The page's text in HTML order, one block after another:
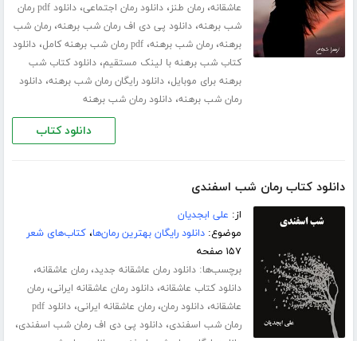
عاشقانه،رمان طنز،دانلود رمان اجتماعی،
دانلود pdf رمان
شب برهنه،دانلود پی دی اف رمان شب برهنه،رمان شب
برهنه،رمان شب برهنه،pdf رمان شب برهنه کامل ،دانلود
کتاب شب برهنه با لینک مستقیم،دانلود کتاب شب
برهنه برای موبایل،دانلود رایگان رمان شب برهنه،دانلود
رمان شب برهنه،دانلود رمان شب برهنه
دانلود کتاب
دانلود کتاب رمان شب اسفندی
از: علی ابجدیان
موضوع:دانلود رایگان بهترین رمان‌ها،کتاب‌های شعر
۱۵۷ صفحه
برچسب‌ها:دانلود رمان عاشقانه جدید،رمان عاشقانه،
دانلود کتاب عاشقانه،دانلود رمان عاشقانه ایرانی،رمان
عاشقانه،دانلود رمان،رمان عاشقانه ایرانی،
دانلود pdf
رمان شب اسفندی،دانلود پی دی اف رمان شب اسفندی،